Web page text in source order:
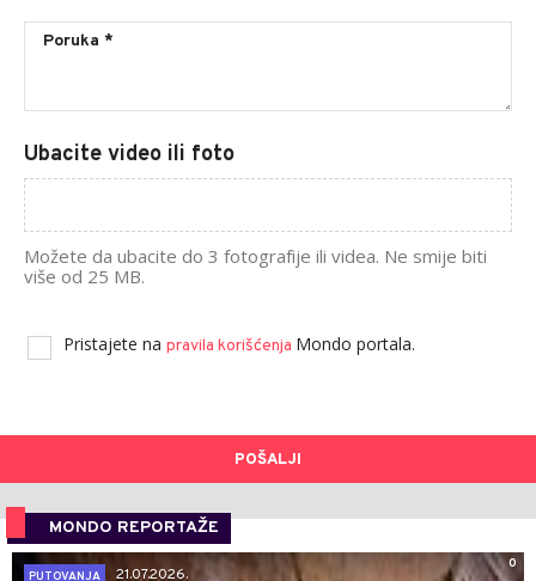
Ubacite video ili foto
Možete da ubacite do 3 fotografije ili videa. Ne smije biti
više od 25 MB.
Pristajete na pravila korišćenja Mondo portala.
POŠALJI
MONDO REPORTAŽE
0
PUTOVANJA
21.07.2026.